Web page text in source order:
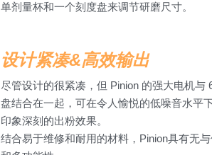
单剂量杯和一个刻度盘来调节研磨尺寸。
设计紧凑&高效输出
尽管设计的很紧凑，但 Pinion 的强大电机与
盘结合在一起，可在令人愉悦的低噪音水平
印象深刻的出粉效果。
结合易于维修和耐用的材料，Pinion具有无